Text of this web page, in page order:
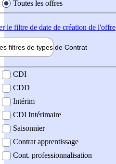
Toutes les offres
le filtre de date de création de l'offre
filtres de types de Contrat
contrat
CDI
CDD
Intérim
CDI Intérimaire
Saisonnier
Contrat apprentissage
Cont. professionnalisation